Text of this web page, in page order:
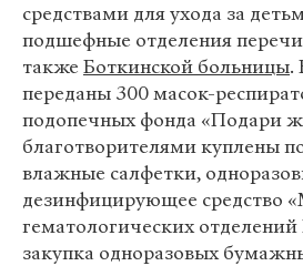
средствами для ухода за
подшефные отделения
также Боткинской больницы.
переданы 300 масок-
подопечных фонда «Подари
благотворителями куплены
влажные салфетки,
дезинфицирующее средство
гематологических
закупка одноразовых